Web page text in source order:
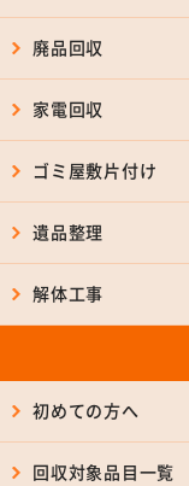
廃品回収
家電回収
ゴミ屋敷片付け
遺品整理
解体工事
初めての方へ
回収対象品目一覧